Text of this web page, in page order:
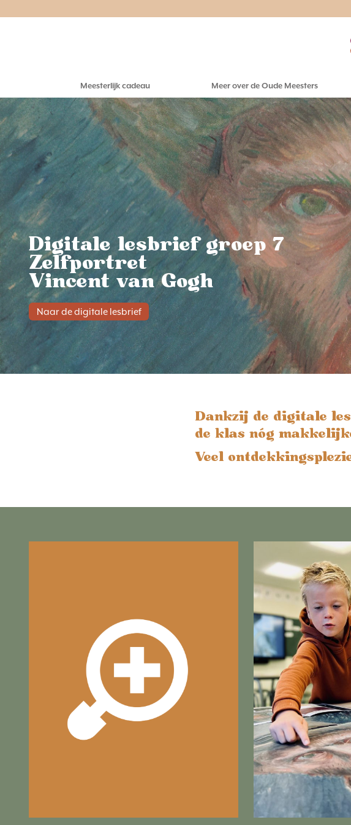
Meesterlijk cadeau Meer over de Oude Meesters
Digitale lesbrief groep 7
Zelfportret
Vincent van Gogh
Naar de digitale lesbrief
Dankzij de digitale
de klas nóg
Veel